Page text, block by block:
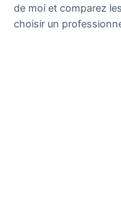
de moi et comparez
choisir un